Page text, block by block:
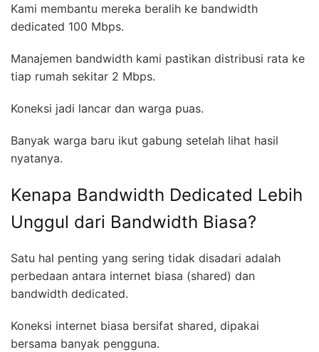
Kami membantu mereka beralih ke bandwidth
dedicated 100 Mbps.
Manajemen bandwidth kami pastikan distribusi rata ke
tiap rumah sekitar 2 Mbps.
Koneksi jadi lancar dan warga puas.
Banyak warga baru ikut gabung setelah lihat hasil
nyatanya.
Kenapa Bandwidth Dedicated Lebih
Unggul dari Bandwidth Biasa?
Satu hal penting yang sering tidak disadari adalah
perbedaan antara internet biasa (shared) dan
bandwidth dedicated.
Koneksi internet biasa bersifat shared, dipakai
bersama banyak pengguna.